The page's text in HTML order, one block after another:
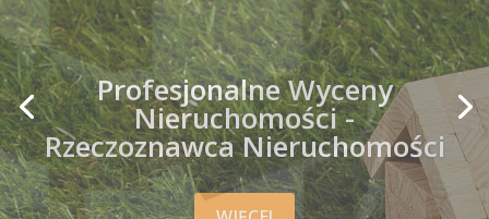
Opinie dla indywidualnych
potrzeb klienta